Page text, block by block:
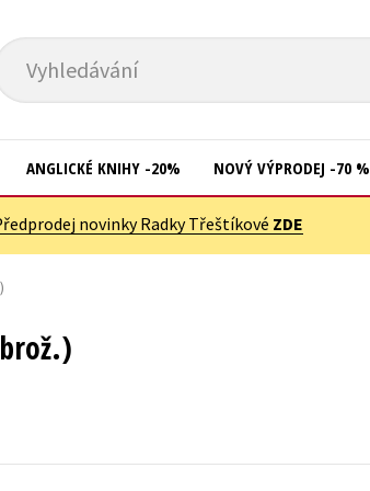
Vyhledávání
New Adult
ANGLICKÉ KNIHY -20% NOVÝ VÝPRODEJ -70 %
novinky Radky Třeštíkové ZDE